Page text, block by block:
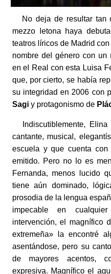
No deja de resultar tan
mezzo letona haya
teatros líricos de Madrid
nombre del género con
en el Real con esta Luisa
que, por cierto, se había
su integridad en 2006 con
Sagiy protagonismo de
Indiscutiblemente, Elina
cantante, musical,
escuela y que cuenta
emitido. Pero no lo es
Fernanda, menos lucido
tiene aún dominado,
prosodia de la lengua
impecable en
intervención, el magnífico
extremeña» la encontré
asentándose, pero su
de mayores acentos,
expresiva. Magnífico el